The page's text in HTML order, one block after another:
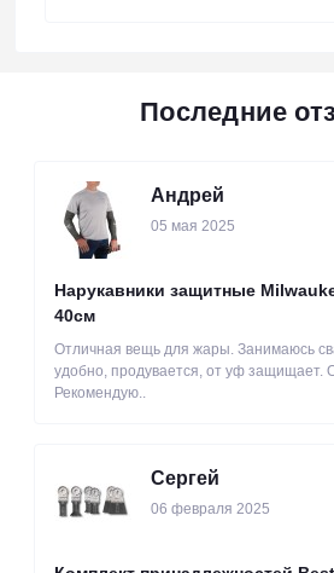
Последние
Андрей
05 мая 2025
Нарукавники защитные
40см
Отличная вещь для жары. Занимаюсь
удобно, продувается, от уф защищает.
Рекомендую..
Сергей
06 февраля 2025